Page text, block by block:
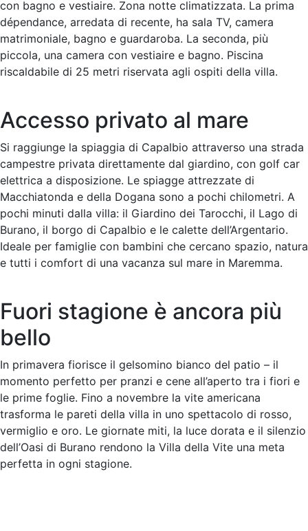
con bagno e vestiaire. Zona notte climatizzata. La prima
dépendance, arredata di recente, ha sala TV, camera
matrimoniale, bagno e guardaroba. La seconda, più
piccola, una camera con vestiaire e bagno. Piscina
riscaldabile di 25 metri riservata agli ospiti della villa.
Accesso privato al mare
Si raggiunge la spiaggia di Capalbio attraverso una strada
campestre privata direttamente dal giardino, con golf car
elettrica a disposizione. Le spiagge attrezzate di
Macchiatonda e della Dogana sono a pochi chilometri. A
pochi minuti dalla villa: il Giardino dei Tarocchi, il Lago di
Burano, il borgo di Capalbio e le calette dell’Argentario.
Ideale per famiglie con bambini che cercano spazio, natura
e tutti i comfort di una vacanza sul mare in Maremma.
Fuori stagione è ancora più
bello
In primavera fiorisce il gelsomino bianco del patio – il
momento perfetto per pranzi e cene all’aperto tra i fiori e
le prime foglie. Fino a novembre la vite americana
trasforma le pareti della villa in uno spettacolo di rosso,
vermiglio e oro. Le giornate miti, la luce dorata e il silenzio
dell’Oasi di Burano rendono la Villa della Vite una meta
perfetta in ogni stagione.